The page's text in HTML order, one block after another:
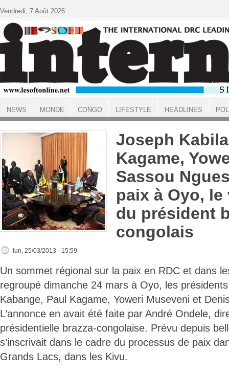
ACCUEIL
Joseph
Kagame,
Sassou
paix à Oyo,
du président
congolais
lun, 25/03/2013 - 15:59
Un sommet régional sur la paix en RDC et dans
regroupé dimanche 24 mars à Oyo, les
Kabange, Paul Kagame, Yoweri Museveni et
L’annonce en avait été faite par André Ondele,
présidentielle brazza-congolaise. Prévu depuis
s’inscrivait dans le cadre du processus de paix
Grands Lacs, dans les Kivu.
Vendredi, 7 Août 2026
NEWS MONDE CONGO LIFESTYLE HEADLINES